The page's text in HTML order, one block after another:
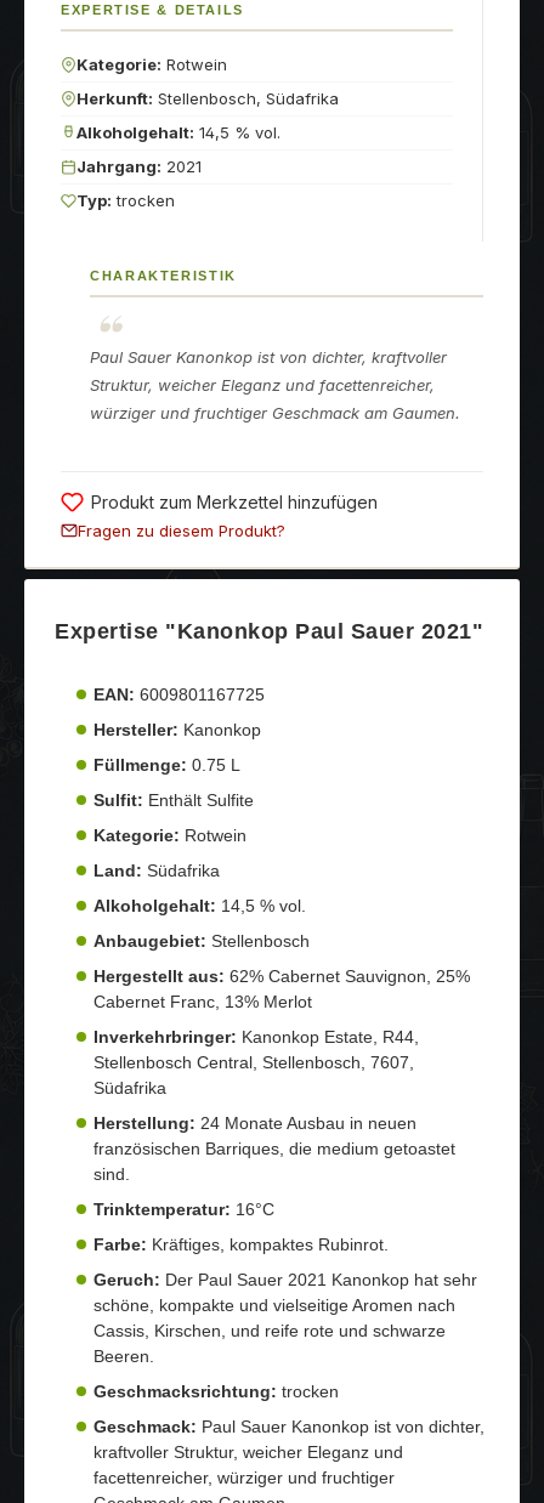
EXPERTISE & DETAILS
Kategorie: Rotwein
Herkunft: Stellenbosch, Südafrika
Alkoholgehalt: 14,5 % vol.
Jahrgang: 2021
Typ: trocken
CHARAKTERISTIK
Paul Sauer Kanonkop ist von dichter, kraftvoller
Struktur, weicher Eleganz und facettenreicher,
würziger und fruchtiger Geschmack am Gaumen.
Produkt zum Merkzettel hinzufügen
Fragen zu diesem Produkt?
Expertise "Kanonkop Paul Sauer 2021"
EAN: 6009801167725
Hersteller: Kanonkop
Füllmenge: 0.75 L
Sulfit: Enthält Sulfite
Kategorie: Rotwein
Land: Südafrika
Alkoholgehalt: 14,5 % vol.
Anbaugebiet: Stellenbosch
Hergestellt aus: 62% Cabernet Sauvignon, 25%
Cabernet Franc, 13% Merlot
Inverkehrbringer: Kanonkop Estate, R44,
Stellenbosch Central, Stellenbosch, 7607,
Südafrika
Herstellung: 24 Monate Ausbau in neuen
französischen Barriques, die medium getoastet
sind.
Trinktemperatur: 16°C
Farbe: Kräftiges, kompaktes Rubinrot.
Geruch: Der Paul Sauer 2021 Kanonkop hat sehr
schöne, kompakte und vielseitige Aromen nach
Cassis, Kirschen, und reife rote und schwarze
Beeren.
Geschmacksrichtung: trocken
Geschmack: Paul Sauer Kanonkop ist von dichter,
kraftvoller Struktur, weicher Eleganz und
facettenreicher, würziger und fruchtiger